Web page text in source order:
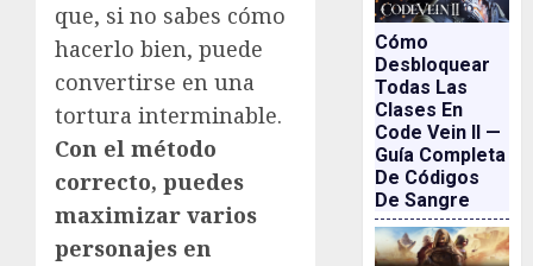
que, si no sabes cómo
hacerlo bien, puede
convertirse en una
tortura interminable.
Con el método
correcto, puedes
maximizar varios
personajes en
Cómo
Desbloquear
Todas Las
Clases En
Code Vein II —
Guía Completa
De Códigos
De Sangre